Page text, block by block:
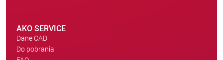
AKO SERVICE
Dane CAD
Do pobrania